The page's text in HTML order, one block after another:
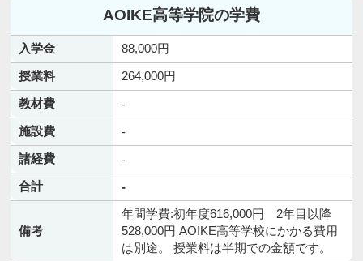
AOIKE高等学院の学費
入学金
88,000円
授業料
264,000円
教材費
-
施設費
-
諸経費
-
合計
-
備考
年間学費:初年度616,000円 2年目以降
528,000円 AOIKE高等学校にかかる費用
は別途。 授業料は半期での金額です。